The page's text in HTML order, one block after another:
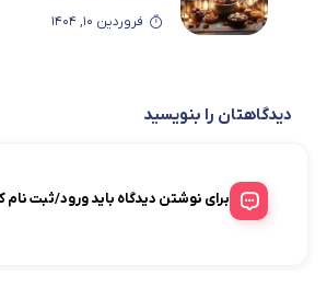
فروردین 10, 1404
چشماندیدگاهتان را بنویسید
برای نوشتن دیدگاه باید ورود/ثبت نام